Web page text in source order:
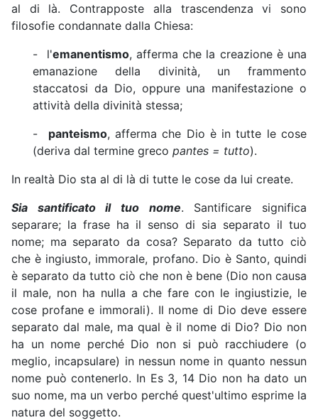
al di là. Contrapposte alla trascendenza vi sono
filosofie condannate dalla Chiesa:
- l'emanentismo, afferma che la creazione è una
emanazione della divinità, un frammento
staccatosi da Dio, oppure una manifestazione o
attività della divinità stessa;
- panteismo, afferma che Dio è in tutte le cose
(deriva dal termine greco pantes = tutto).
In realtà Dio sta al di là di tutte le cose da lui create.
Sia santificato il tuo nome. Santificare significa
separare; la frase ha il senso di sia separato il tuo
nome; ma separato da cosa? Separato da tutto ciò
che è ingiusto, immorale, profano. Dio è Santo, quindi
è separato da tutto ciò che non è bene (Dio non causa
il male, non ha nulla a che fare con le ingiustizie, le
cose profane e immorali). Il nome di Dio deve essere
separato dal male, ma qual è il nome di Dio? Dio non
ha un nome perché Dio non si può racchiudere (o
meglio, incapsulare) in nessun nome in quanto nessun
nome può contenerlo. In Es 3, 14 Dio non ha dato un
suo nome, ma un verbo perché quest'ultimo esprime la
natura del soggetto.